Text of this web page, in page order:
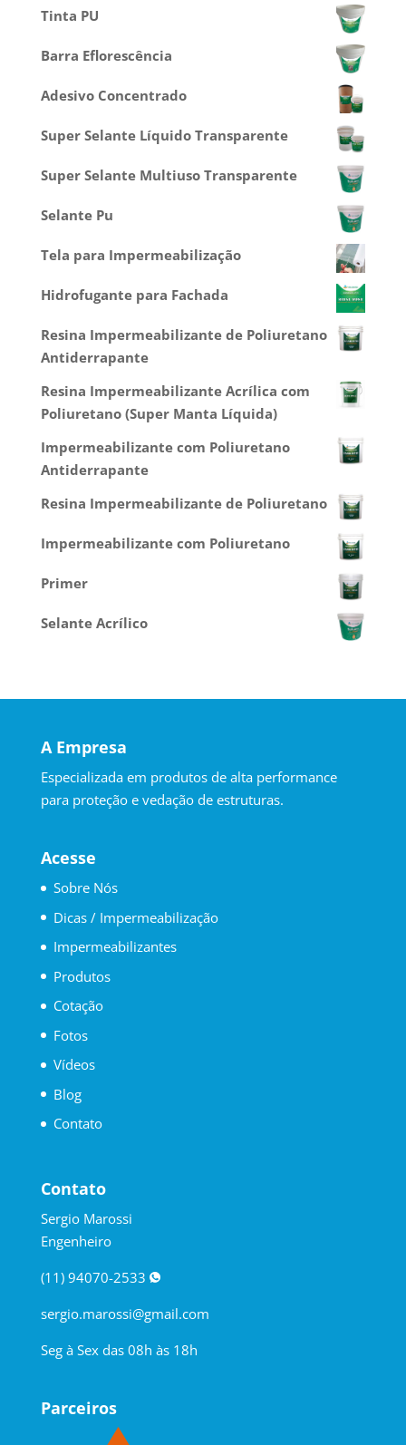
Tinta PU
Barra Eflorescência
Adesivo Concentrado
Super Selante Líquido Transparente
Super Selante Multiuso Transparente
Selante Pu
Tela para Impermeabilização
Hidrofugante para Fachada
Resina Impermeabilizante de Poliuretano
Antiderrapante
Resina Impermeabilizante Acrílica com
Poliuretano (Super Manta Líquida)
Impermeabilizante com Poliuretano
Antiderrapante
Resina Impermeabilizante de Poliuretano
Impermeabilizante com Poliuretano
Primer
Selante Acrílico
A Empresa
Especializada em produtos de alta performance
para proteção e vedação de estruturas.
Acesse
Sobre Nós
Dicas / Impermeabilização
Impermeabilizantes
Produtos
Cotação
Fotos
Vídeos
Blog
Contato
Contato
Sergio Marossi
Engenheiro
(11) 94070-2533
sergio.marossi@gmail.com
Seg à Sex das 08h às 18h
Parceiros